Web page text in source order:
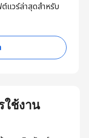
แวร์ล่าสุดสำหรับ
ใช้งาน